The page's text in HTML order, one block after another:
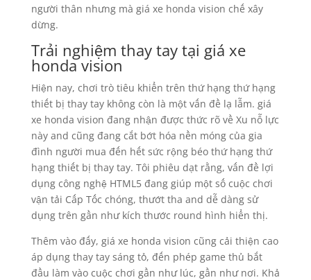
người thân nhưng mà giá xe honda vision chế xây
dừng.
Trải nghiệm thay tay tại giá xe
honda vision
Hiện nay, chơi trò tiêu khiển trên thứ hạng thứ hạng
thiết bị thay tay không còn là một vấn đề lạ lẫm. giá
xe honda vision đang nhận được thức rõ về Xu nỗ lực
này and cũng đang cắt bớt hóa nền móng của gia
đình người mua đến hết sức rộng béo thứ hạng thứ
hạng thiết bị thay tay. Tôi phiêu dạt rằng, vấn đề lợi
dụng công nghệ HTML5 đang giúp một số cuộc chơi
vận tải Cấp Tốc chóng, thướt tha and dễ dàng sử
dụng trên gần như kích thước round hình hiển thị.
Thêm vào đấy, giá xe honda vision cũng cải thiện cao
áp dụng thay tay sáng tỏ, đến phép game thủ bắt
đầu làm vào cuộc chơi gần như lúc, gần như nơi. Khả